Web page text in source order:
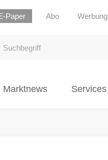
Paper Abo Werbung
Marktnews Services